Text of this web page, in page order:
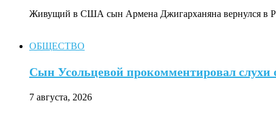
Живущий в США сын Армена Джигарханяна вернулся в
ОБЩЕСТВО
Сын Усольцевой прокомментировал слухи
7 августа, 2026